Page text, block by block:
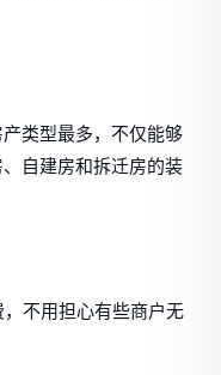
类型最多，不仅能够
自建房和拆迁房的装
不用担心有些商户无